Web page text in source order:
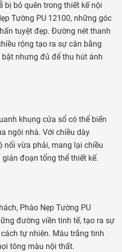
bị bỏ quên trong thiết kế nội
Tường PU 12100, những góc
tuyệt đẹp. Đường nét thanh
rộng tạo ra sự cân bằng
nhưng đủ để thu hút ánh
khung cửa sổ có thể biến
ngôi nhà. Với chiều dày
nổi vừa phải, mang lại chiều
đoạn tổng thể thiết kế.
Phào Nẹp Tường PU
đường viền tinh tế, tạo ra sự
tự nhiên. Màu trắng tinh
tông màu nội thất.